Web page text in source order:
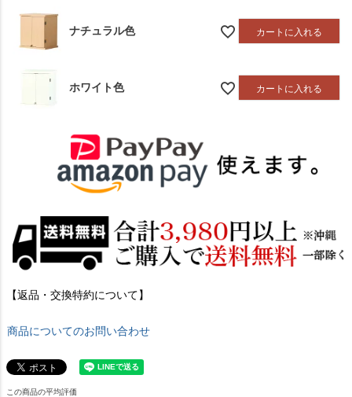
ナチュラル色 カートに入れる
ホワイト色 カートに入れる
【返品・交換特約について】
商品についてのお問い合わせ